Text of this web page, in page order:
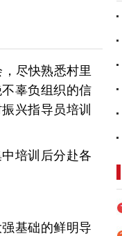
尽快熟悉村里
辜负组织的信
兴指导员培训
培训后分赴各
基础的鲜明导